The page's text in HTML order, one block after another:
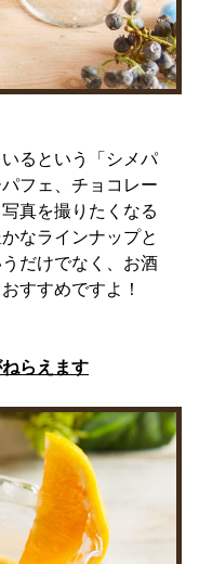
るという「シメパ
フェ、チョコレー
真を撮りたくなる
なラインナップと
だけでなく、お酒
すすめですよ！
らえます